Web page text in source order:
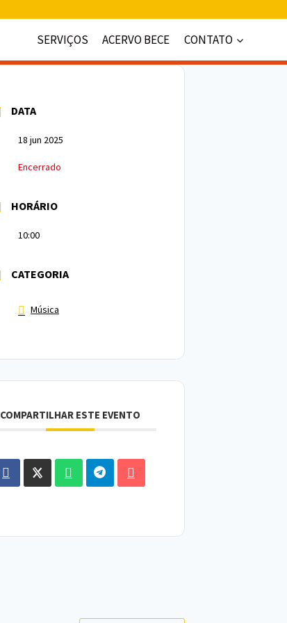
SERVIÇOS
ACERVO BECE CONTATO
DATA
18 jun 2025
Encerrado
HORÁRIO
10:00
CATEGORIA
Música
COMPARTILHAR ESTE EVENTO